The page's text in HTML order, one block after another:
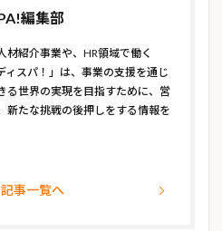
編集部
材紹介事業や、HR領域で働く
ィスパ！」は、事業の支援を通じ
る世界の実現を目指すために、営
新たな挑戦の後押しをする情報を
事一覧へ